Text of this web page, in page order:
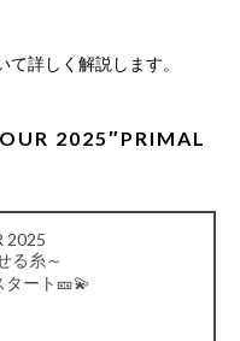
詳しく解説します。
2025″PRIMAL
2025
る糸～
タート🎫💫